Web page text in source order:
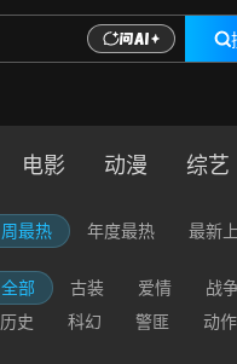
电影 动漫 综艺
周最热 年度最热 最新
全部 古装 爱情
战
历史
科幻 警匪 动作